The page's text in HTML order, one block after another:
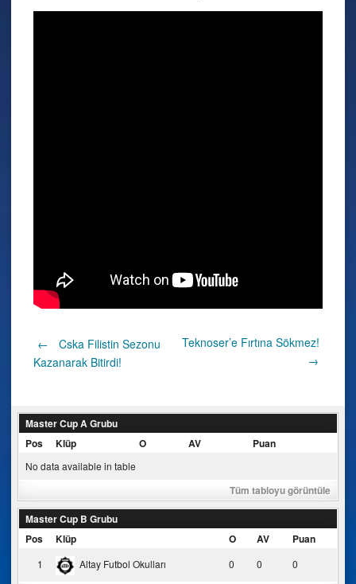
Post
←
Cska Filistin Sezonu
Kazanarak Bitirdi!
Teknoser’e Fırtına Sökmez!
→
Master Cup A Grubu
Pos
Klüp O AV Puan
No data available in table
Tüm tabloyu görüntüle
Master Cup B Grubu
Pos
Klüp O AV Puan
1 Altay Futbol Okulları 0 0 0